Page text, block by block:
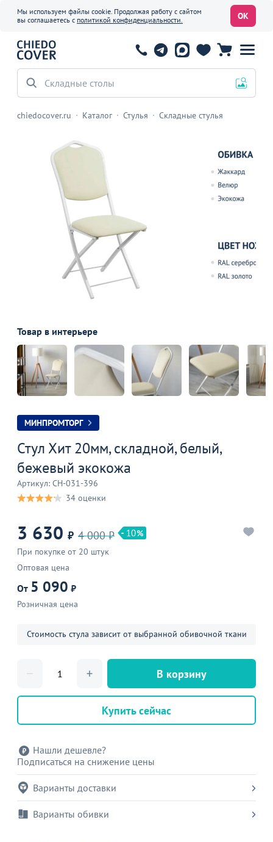
Мы используем файлы cookie. Продолжая работу с сайтом
вы соглашаетесь с политикой конфиденциальности. ОК
Офисные стулья
chiedocover.ru Каталог Стулья Складные стулья
Товар в интерьере
МИНПРОМТОРГ
Стул Хит 20мм, складной, белый,
бежевый экокожа
Артикул: CH-031-396
34 оценки
3 630 ₽ 4 000 ₽ 10
При покупке от 20 штук
Оптовая цена
От 5 090 ₽
Розничная цена
Стоимость стула зависит от выбранной обивочной ткани
В корзину
Купить сейчас
Нашли дешевле?
Подписаться на снижение цены
Варианты доставки
Варианты обивки